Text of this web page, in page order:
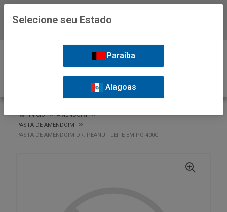
INÍCIO
AMENDOIM
PASTA DE AMENDOIM
PASTA DE AMENDOIM DR. PEANUT LEITE EM PÓ 400G
Selecione seu Estado
Paraíba
Alagoas